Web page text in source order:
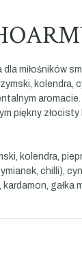
miłośników
kolendra,
piękny
kolendra,
chilli),
gałka